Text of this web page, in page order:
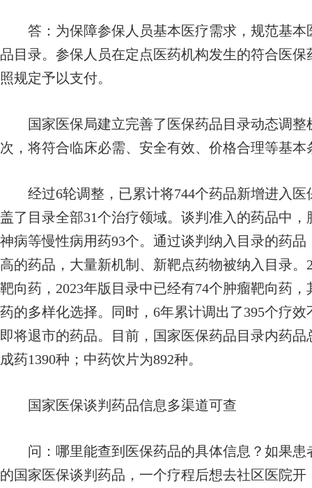
答： 为保障参保人员基本医疗需求，规范基
品目录。参保人员在定点医药机构发生的符合医
照规定予以支付。
国家医保局建立完善了医保药品目录动态调整
次，将符合临床必需、安全有效、价格合理等基
经过6轮调整，已累计将744个药品新增进入医
盖了目录全部31个治疗领域。谈判准入的药品中
神病等慢性病用药93个。通过谈判纳入目录的药
高的药品，大量新机制、新靶点药物被纳入目录
靶向药，2023年版目录中已经有74个肿瘤靶向药
药的多样化选择。同时，6年累计调出了395个疗
即将退市的药品。目前，国家医保药品目录内药品
成药1390种；中药饮片为892种。
国家医保谈判药品信息多渠道可查
问： 哪里能查到医保药品的具体信息？如果
的国家医保谈判药品，一个疗程后想去社区医院